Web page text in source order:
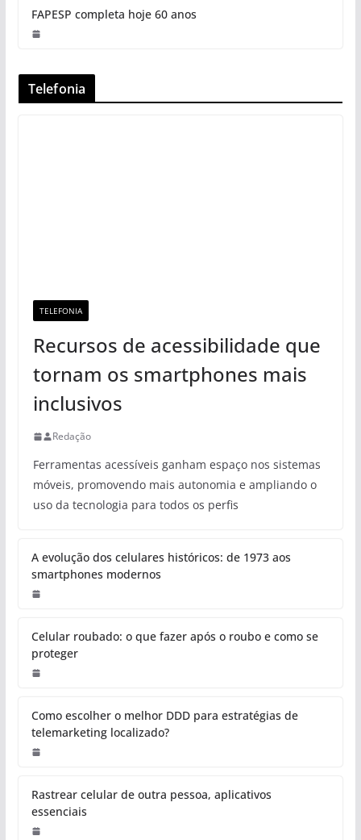
FAPESP completa hoje 60 anos
Telefonia
TELEFONIA
Recursos de acessibilidade que
tornam os smartphones mais
inclusivos
Redação
Ferramentas acessíveis ganham espaço nos sistemas
móveis, promovendo mais autonomia e ampliando o
uso da tecnologia para todos os perfis
A evolução dos celulares históricos: de 1973 aos
smartphones modernos
Celular roubado: o que fazer após o roubo e como se
proteger
Como escolher o melhor DDD para estratégias de
telemarketing localizado?
Rastrear celular de outra pessoa, aplicativos
essenciais